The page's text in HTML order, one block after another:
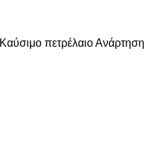
Καύσιμο πετρέλαιοΑνάρτηση